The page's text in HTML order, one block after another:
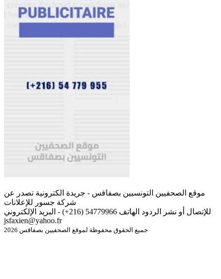
موقع الصحفيين التونسيين بصفاقس - جريدة الكترونية تصدر عن
شركة جسور للإعلانات
للإتصال أو نشر الردود الهاتف 54779966 (216+) - البريد الإلكتروني
jsfaxien@yahoo.fr
جميع الحقوق محفوظة لموقع الصحفيين بصفاقس 2026